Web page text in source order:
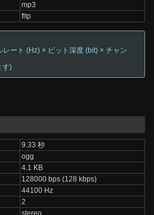
mp3
fltp
ート (Hz) × ビット深度 (bit) × チャン
す)
9.33 秒
ogg
4.1 KB
128000 bps (128 kbps)
44100 Hz
2
stereo